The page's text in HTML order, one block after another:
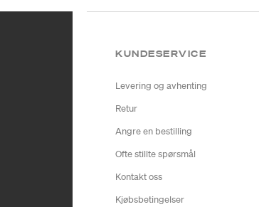
KUNDESERVICE
Levering og avhenting
Retur
Angre en bestilling
Ofte stillte spørsmål
Kontakt oss
Kjøbsbetingelser